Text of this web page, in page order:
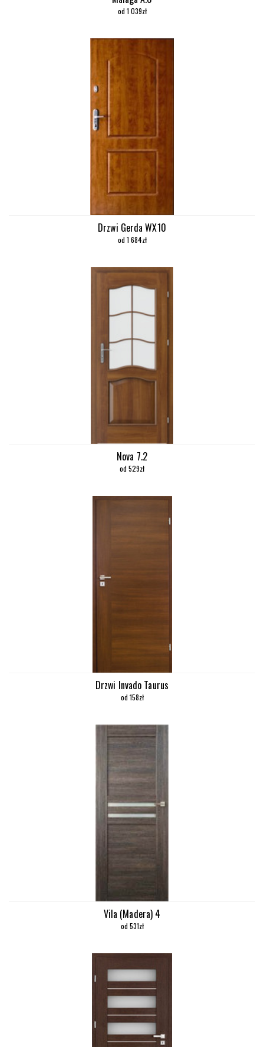
od 1 039zł
Drzwi Gerda WX10
od 1 684zł
Nova 7.2
od 529zł
Drzwi Invado Taurus
od 158zł
Vila (Madera) 4
od 531zł